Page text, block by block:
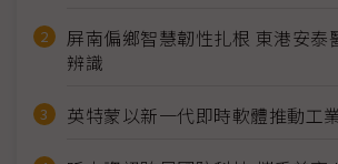
屏南偏鄉智慧韌性扎根 東港安泰
辨識
英特蒙以新一代即時軟體推動工